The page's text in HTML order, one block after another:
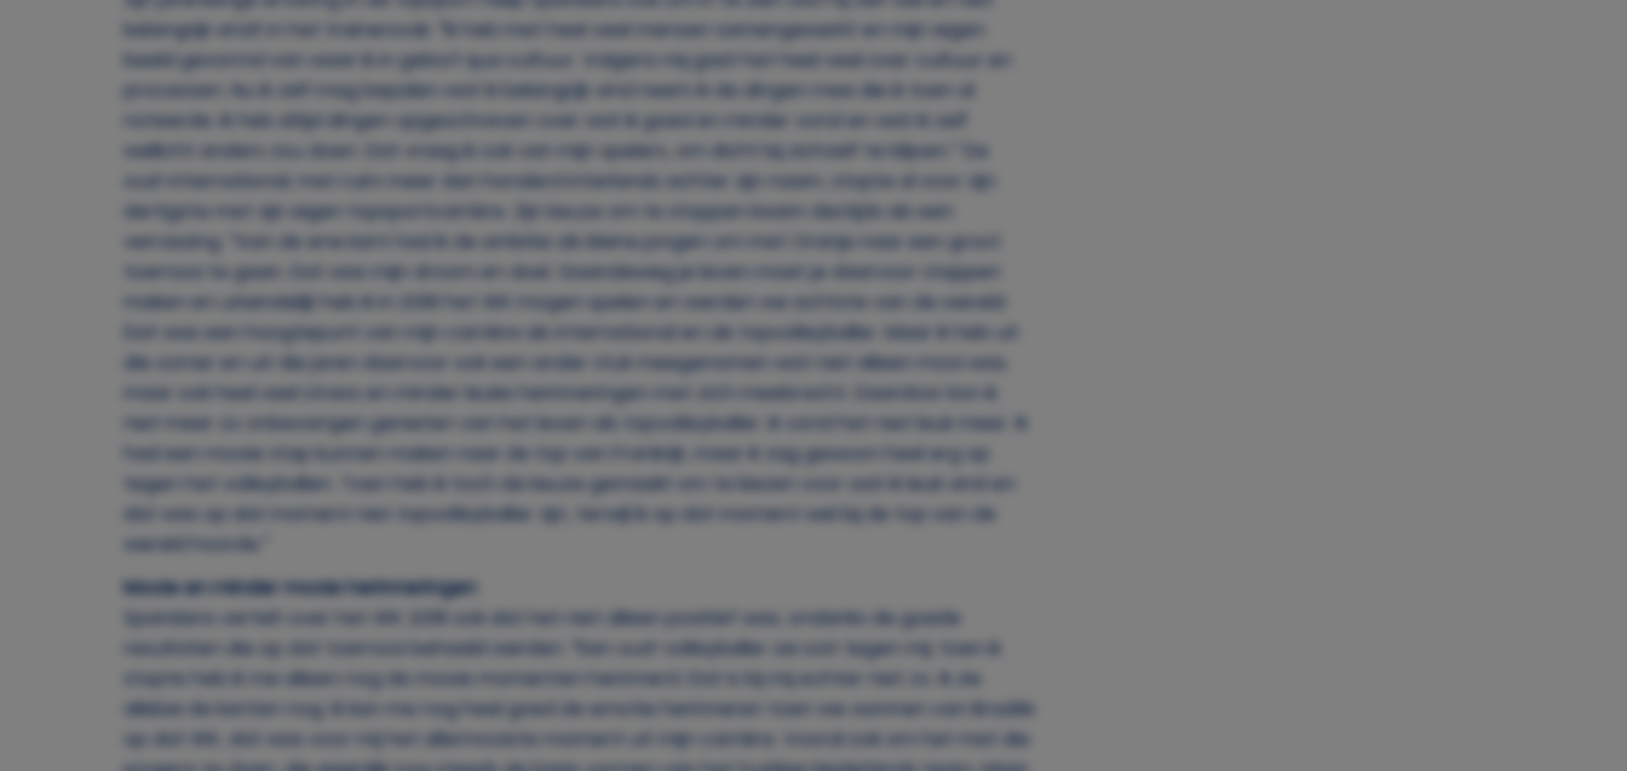
belangrijk vindt in het trainersvak. “Ik heb met heel veel mensen samengewerkt en mijn eigen
beeld gevormd van waar ik in geloof qua cultuur. Volgens mij gaat het heel veel over cultuur en
processen. Nu ik zelf mag bepalen wat ik belangrijk vind neem ik de dingen mee die ik toen al
noteerde. Ik heb altijd dingen opgeschreven over wat ik goed en minder vond en wat ik zelf
wellicht anders zou doen. Dat vraag ik ook van mijn spelers, om dicht bij zichzelf te blijven.” De
oud-international, met ruim meer dan honderd interlands achter zijn naam, stopte al voor zijn
dertigste met zijn eigen topsportcarrière. Zijn keuze om te stoppen kwam destijds als een
verrassing. “Aan de ene kant had ik de ambitie als kleine jongen om met Oranje naar een groot
toernooi te gaan. Dat was mijn droom en doel. Gaandeweg je leven moet je daarvoor stappen
maken en uiteindelijk heb ik in 2018 het WK mogen spelen en werden we achtste van de wereld.
Dat was een hoogtepunt van mijn carrière als international en als topvolleyballer. Maar ik heb uit
die zomer en uit die jaren daarvoor ook een ander stuk meegenomen wat niet alleen mooi was,
maar ook heel veel stress en minder leuke herinneringen met zich meebracht. Daardoor kon ik
niet meer zo onbevangen genieten van het leven als topvolleyballer. Ik vond het niet leuk meer. Ik
had een mooie stap kunnen maken naar de top van Frankrijk, maar ik zag gewoon heel erg op
tegen het volleyballen. Toen heb ik toch de keuze gemaakt om te kiezen voor wat ik leuk vind en
dat was op dat moment niet topvolleyballer zijn, terwijl ik op dat moment wel bij de top van de
wereld hoorde.”
Mooie en minder mooie herinneringen
Sparidans vertelt over het WK 2018 ook dat het niet alleen positief was, ondanks de goede
resultaten die op dat toernooi behaald werden. “Een oud-volleyballer zei ooit tegen mij: toen ik
stopte heb ik me alleen nog de mooie momenten herinnerd. Dat is bij mij echter niet zo. Ik zie
allebei de kanten nog. Ik kan me nog heel goed de emotie herinneren toen we wonnen van Brazilië
op dat WK, dat was voor mij het allermooiste moment uit mijn carrière. Vooral ook om het met die